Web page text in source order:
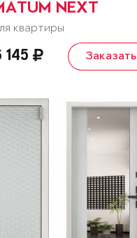
NEXT
квартиры
145 Заказать